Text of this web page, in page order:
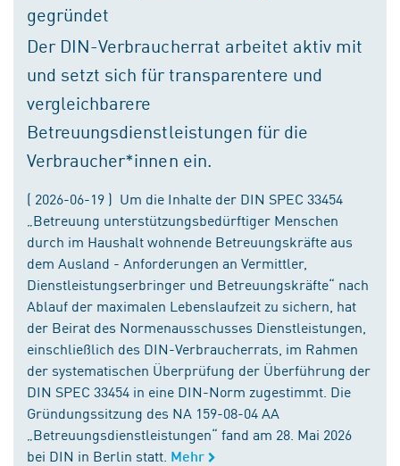
gegründet
Der DIN-Verbraucherrat arbeitet aktiv mit
und setzt sich für transparentere und
vergleichbarere
Betreuungsdienstleistungen für die
Verbraucher*innen ein.
( 2026-06-19 ) Um die Inhalte der DIN SPEC 33454
„Betreuung unterstützungsbedürftiger Menschen
durch im Haushalt wohnende Betreuungskräfte aus
dem Ausland - Anforderungen an Vermittler,
Dienstleistungserbringer und Betreuungskräfte“ nach
Ablauf der maximalen Lebenslaufzeit zu sichern, hat
der Beirat des Normenausschusses Dienstleistungen,
einschließlich des DIN-Verbraucherrats, im Rahmen
der systematischen Überprüfung der Überführung der
DIN SPEC 33454 in eine DIN-Norm zugestimmt. Die
Gründungssitzung des NA 159-08-04 AA
„Betreuungsdienstleistungen“ fand am 28. Mai 2026
bei DIN in Berlin statt. Mehr